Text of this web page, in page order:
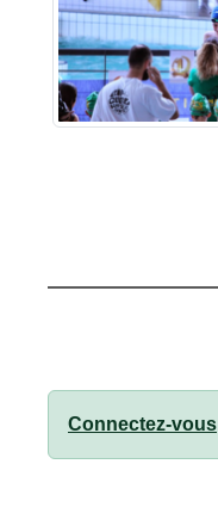
Connectez-vous